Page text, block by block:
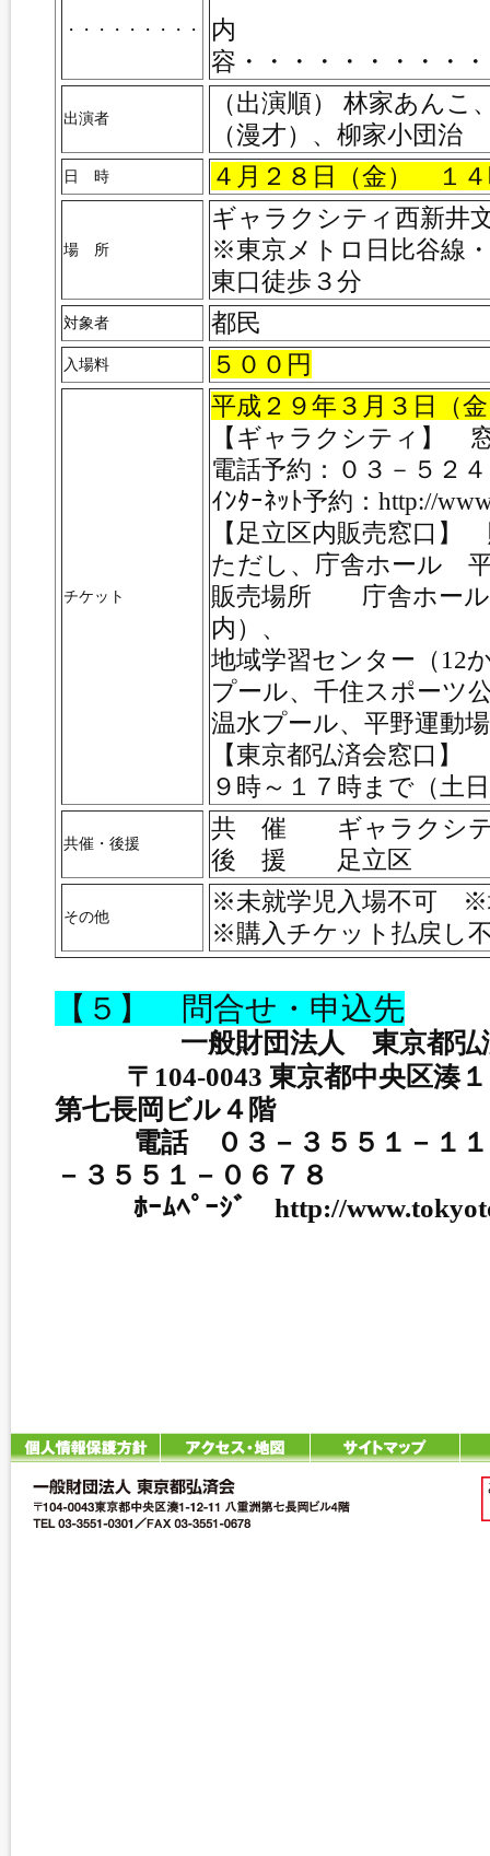
・・・・・・・・・
内
容・・・・・・・・・
出演者
（出演順） 林家あん
（漫才）、柳家小団治
日 時 ４月２８日（金） １
場 所
ギャラクシティ西新
※東京メトロ日比谷線
東口徒歩３分
対象者 都民
入場料 ５００円
チケット
平成２９年３月３日（
【ギャラクシティ】
電話予約：０３－５２
ｲﾝﾀｰﾈｯﾄ予約：http://
【足立区内販売窓口
ただし、庁舎ホール 平
販売場所 庁舎ホール
内）、
地域学習センター（12
プール、千住スポーツ
温水プール、平野運動場
【東京都弘済会窓口
９時～１７時まで（土
共催・後援
共 催 ギャラクシティ
後 援 足立区
その他
※未就学児入場不可 ※
※購入チケット払戻し
【５】 問合せ・申込先
一般財団法人 東京都
〒104-0043 東京都中央区湊
第七長岡ビル４階
電話 ０３－３５５１－１
－３５５１－０６７８
ﾎｰﾑﾍﾟｰｼﾞ http://